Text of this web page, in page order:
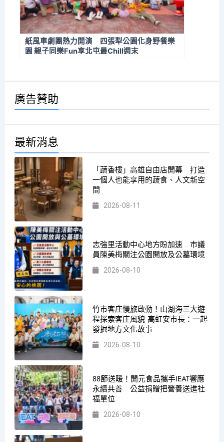
紙風車劇團熱力開演 四張犁公園化身野餐樂
園 親子同樂Fun享北屯最Chill週末
廣告贊助
最新消息
「蔬香樓」高雄自由店開幕 打造
一個人也能享用的蔬食、人文新空
間
2026-08-11
志強里活動中心地方盼加速 市議
員陳美梅關注公園開放及公墓環境
2026-08-10
竹市客庄慢旅啟動！山湖海三大遊
程探索客庄風貌 高虹安市長：一起
發掘地方文化故事
2026-08-10
88節送暖！開元食品攜手IEAT響應
永續共善 公益捐贈把營養送進社
福單位
2026-08-10